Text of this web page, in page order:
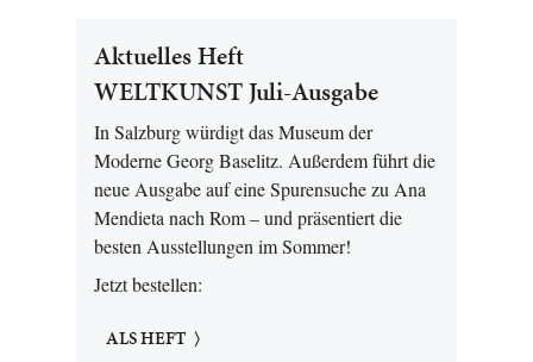
Aktuelles Heft
WELTKUNST Juli-Ausgabe
In Salzburg würdigt das Museum der
Moderne Georg Baselitz. Außerdem führt die
neue Ausgabe auf eine Spurensuche zu Ana
Mendieta nach Rom – und präsentiert die
besten Ausstellungen im Sommer!
Jetzt bestellen:
ALS HEFT